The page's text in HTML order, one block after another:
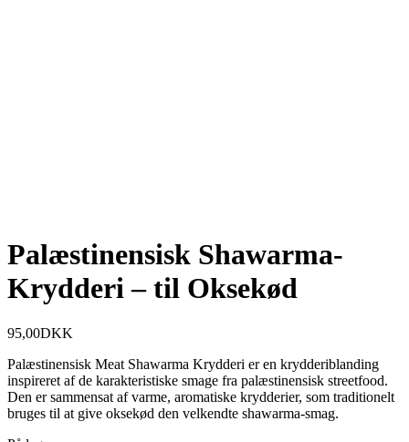
Palæstinensisk Shawarma-
Krydderi – til Oksekød
95,00DKK
Palæstinensisk Meat Shawarma Krydderi er en krydderiblanding
inspireret af de karakteristiske smage fra palæstinensisk streetfood.
Den er sammensat af varme, aromatiske krydderier, som traditionelt
bruges til at give oksekød den velkendte shawarma-smag.